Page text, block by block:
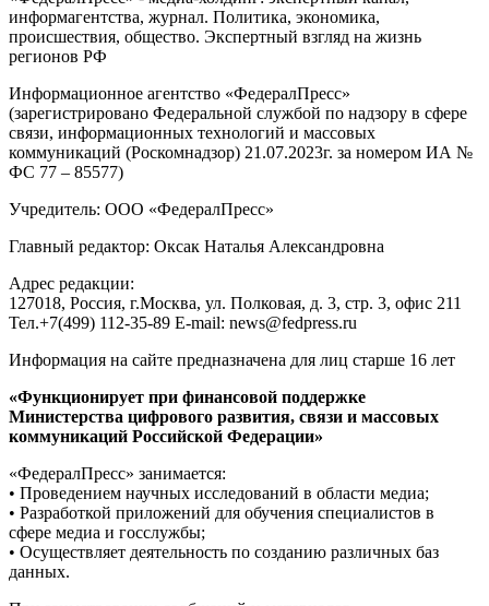
информагентства, журнал. Политика, экономика,
происшествия, общество. Экспертный взгляд на жизнь
регионов РФ
Информационное агентство «ФедералПресс»
(зарегистрировано Федеральной службой по надзору в сфере
связи, информационных технологий и массовых
коммуникаций (Роскомнадзор) 21.07.2023г. за номером ИА №
ФС 77 – 85577)
Учредитель: ООО «ФедералПресс»
Главный редактор: Оксак Наталья Александровна
Адрес редакции:
127018, Россия, г.Москва, ул. Полковая, д. 3, стр. 3, офис 211
Тел.+7(499) 112-35-89 E-mail: news@fedpress.ru
Информация на сайте предназначена для лиц старше 16 лет
«Функционирует при финансовой поддержке
Министерства цифрового развития, связи и массовых
коммуникаций Российской Федерации»
«ФедералПресс» занимается:
• Проведением научных исследований в области медиа;
• Разработкой приложений для обучения специалистов в
сфере медиа и госслужбы;
• Осуществляет деятельность по созданию различных баз
данных.